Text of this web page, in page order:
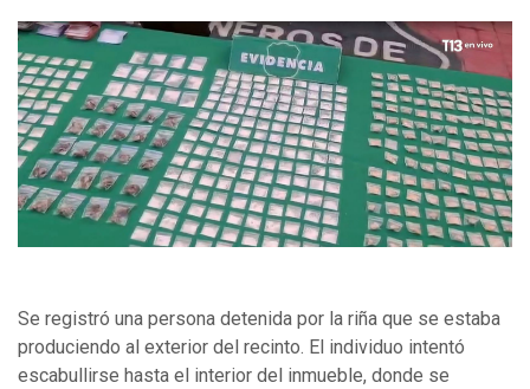
Se registró una persona detenida por la riña que se estaba
produciendo al exterior del recinto. El individuo intentó
escabullirse hasta el interior del inmueble, donde se